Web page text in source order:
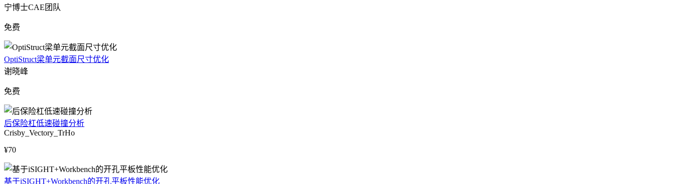
宁博士CAE团队
免费
OptiStruct梁单元截面尺寸优化
谢晓峰
免费
后保险杠低速碰撞分析
Crisby_Vectory_TrHo
¥70
基于iSIGHT+Workbench的开孔平板性能优化